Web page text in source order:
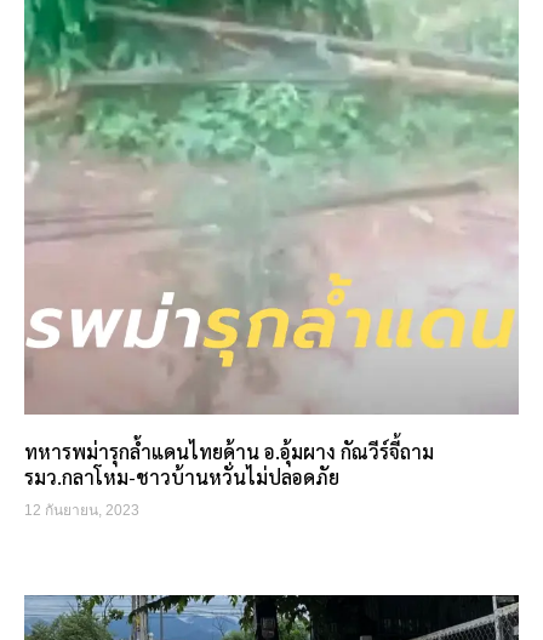
ทหารพม่ารุกล้ำแดนไทยด้าน อ.อุ้มผาง กัณวีร์จี้ถาม
รมว.กลาโหม-ชาวบ้านหวั่นไม่ปลอดภัย
12 กันยายน, 2023